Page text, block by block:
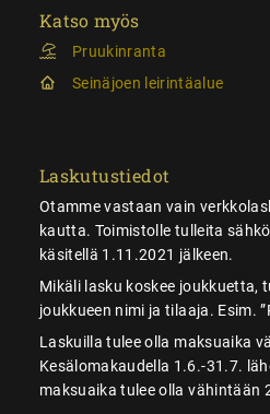
Katso myös
Pruukinranta
Seinäjoen leirintäalue
Laskutustiedot
Otamme vastaan vain
kautta. Toimistolle tulleita
käsitellä 1.11.2021 jälkeen.
Mikäli lasku koskee joukkuetta,
joukkueen nimi ja tilaaja. Esim.
Laskuilla tulee olla maksuaika
Kesälomakaudella 1.6.-31.7.
maksuaika tulee olla vähintään